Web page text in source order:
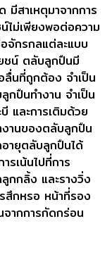
สาเหตุมาจากการ
ไม่เพียงพอต่อความ
จักรกลแต่ละแบบ
ยชน์ ตลับลูกปืนมี
ลื่นที่ถูกต้อง จำเป็น
กปืนทำงาน จำเป็น
และการเติมด้วย
านของตลับลูกปืน
ายุตลับลูกปืนได้
เน้นไปที่การ
กกลิ้ง และรางวิ่ง
สึกหรอ หน้าที่รอง
ากการกัดกร่อน